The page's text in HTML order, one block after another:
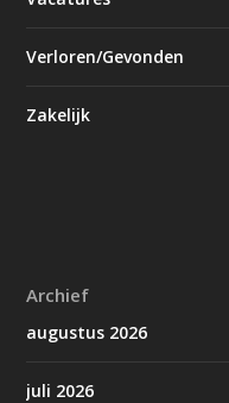
Verloren/Gevonden
Zakelijk
Archief
augustus 2026
juli 2026